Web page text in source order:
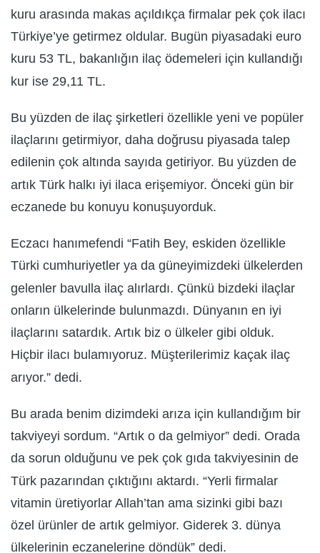
kuru arasında makas açıldıkça firmalar pek çok ilacı
Türkiye’ye getirmez oldular. Bugün piyasadaki euro
kuru 53 TL, bakanlığın ilaç ödemeleri için kullandığı
kur ise 29,11 TL.
Bu yüzden de ilaç şirketleri özellikle yeni ve popüler
ilaçlarını getirmiyor, daha doğrusu piyasada talep
edilenin çok altında sayıda getiriyor. Bu yüzden de
artık Türk halkı iyi ilaca erişemiyor. Önceki gün bir
eczanede bu konuyu konuşuyorduk.
Eczacı hanımefendi “Fatih Bey, eskiden özellikle
Türki cumhuriyetler ya da güneyimizdeki ülkelerden
gelenler bavulla ilaç alırlardı. Çünkü bizdeki ilaçlar
onların ülkelerinde bulunmazdı. Dünyanın en iyi
ilaçlarını satardık. Artık biz o ülkeler gibi olduk.
Hiçbir ilacı bulamıyoruz. Müşterilerimiz kaçak ilaç
arıyor.” dedi.
Bu arada benim dizimdeki arıza için kullandığım bir
takviyeyi sordum. “Artık o da gelmiyor” dedi. Orada
da sorun olduğunu ve pek çok gıda takviyesinin de
Türk pazarından çıktığını aktardı. “Yerli firmalar
vitamin üretiyorlar Allah’tan ama sizinki gibi bazı
özel ürünler de artık gelmiyor. Giderek 3. dünya
ülkelerinin eczanelerine döndük” dedi.